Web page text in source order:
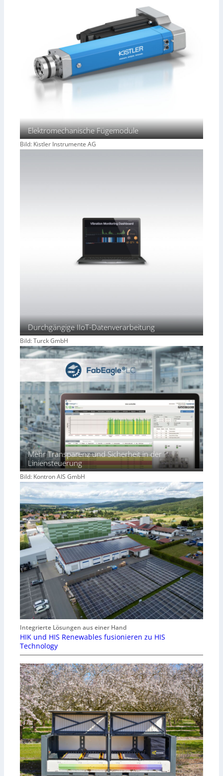
Elektromechanische Fügemodule
Bild: Kistler Instrumente AG
Durchgängige IIoT-Datenverarbeitung
Bild: Turck GmbH
Mehr Transparenz und Sicherheit in der
Liniensteuerung
Bild: Kontron AIS GmbH
Integrierte Lösungen aus einer Hand
HIK und HIS Renewables fusionieren zu HIS
Technology